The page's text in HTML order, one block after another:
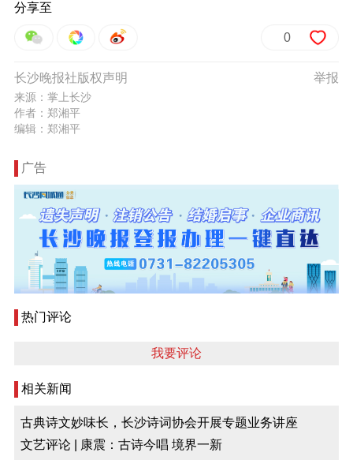
分享至
0
举报
长沙晚报社版权声明
来源：掌上长沙
作者：郑湘平
编辑：郑湘平
广告
热门评论
我要评论
相关新闻
古典诗文妙味长，长沙诗词协会开展专题业务讲座
文艺评论 | 康震：古诗今唱 境界一新